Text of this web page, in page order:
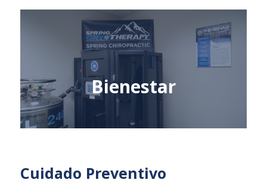
Bienestar
Cuidado Preventivo